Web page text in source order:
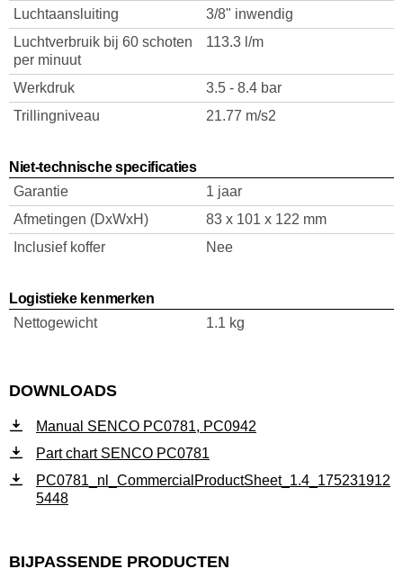
Luchtaansluiting
3/8" inwendig
Luchtverbruik bij 60 schoten
per minuut
113.3 l/m
Werkdruk
3.5 - 8.4 bar
Trillingniveau
21.77 m/s2
Niet-technische specificaties
Garantie
1 jaar
Afmetingen (DxWxH)
83 x 101 x 122 mm
Inclusief koffer
Nee
Logistieke kenmerken
Nettogewicht
1.1 kg
DOWNLOADS
Manual SENCO PC0781, PC0942
Part chart SENCO PC0781
PC0781_nl_CommercialProductSheet_1.4_175231912
5448
BIJPASSENDE PRODUCTEN